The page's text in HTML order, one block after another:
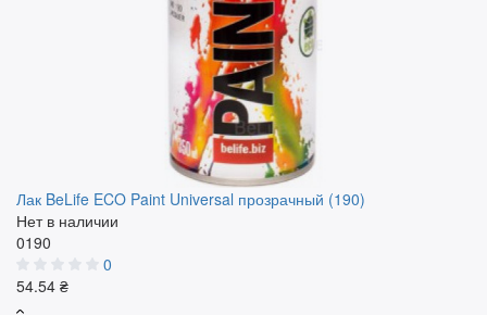
Лак BeLife ECO Paint Universal прозрачный (190)
Нет в наличии
0190
0
54.54 ₴